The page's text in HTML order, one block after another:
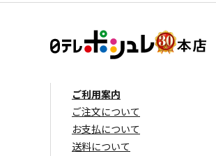
ご利用案内
ご注文について
お支払について
送料について